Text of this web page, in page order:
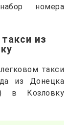
номера
из
такси
из Донецка
в Козловку